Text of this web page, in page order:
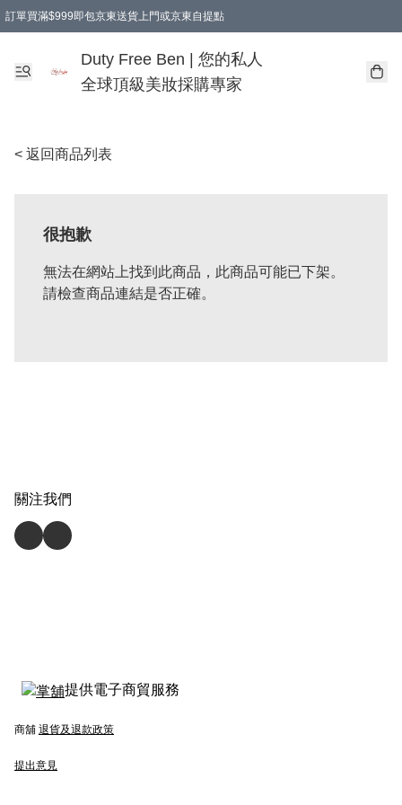
訂單買滿$999即包京東送貨上門或京東自提點
Duty Free Ben | 您的私人
全球頂級美妝採購專家
< 返回商品列表
很抱歉
無法在網站上找到此商品，此商品可能已下架。
請檢查商品連結是否正確。
關注我們
提供電子商貿服務
商舖 退貨及退款政策
提出意見